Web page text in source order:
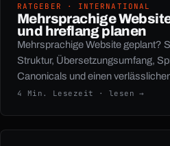
RATGEBER · INTERNATIONAL
Mehrsprachige
und hreflang planen
Mehrsprachige Website geplant?
Struktur, Übersetzungsumfang,
Canonicals und einen
4 Min. Lesezeit · lesen →